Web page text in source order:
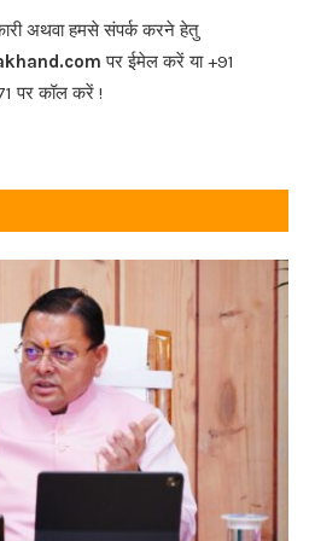
अथवा हमसे संपर्क करने हेतु
पर ईमेल करें या +91
पर कॉल करें !